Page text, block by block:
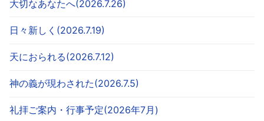
大切なあなたへ(2026.7.26)
日々新しく(2026.7.19)
天におられる(2026.7.12)
神の義が現わされた(2026.7.5)
礼拝ご案内・行事予定(2026年7月)